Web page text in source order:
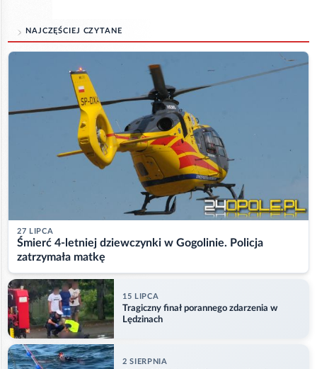
NAJCZĘŚCIEJ CZYTANE
27 LIPCA
Śmierć 4-letniej dziewczynki w Gogolinie. Policja
zatrzymała matkę
15 LIPCA
Tragiczny finał porannego zdarzenia w
Lędzinach
2 SIERPNIA